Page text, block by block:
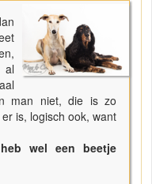
al
man niet, die is zo
is, logisch ook, want
wel een beetje